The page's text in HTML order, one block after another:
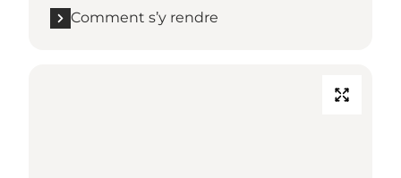
Comment s’y rendre